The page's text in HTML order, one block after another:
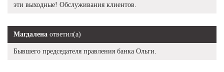
эти выходные! Обслуживания клиентов.
Магдалена ответил(а)
Бывшего председателя правления банка Ольги.